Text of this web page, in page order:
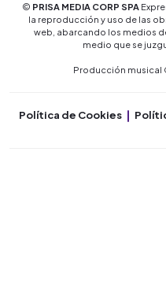
© PRISA MEDIA CORP SPA
la reproducción y uso de las
web, abarcando los medios
medio que se
Producción musical
Política de Cookies